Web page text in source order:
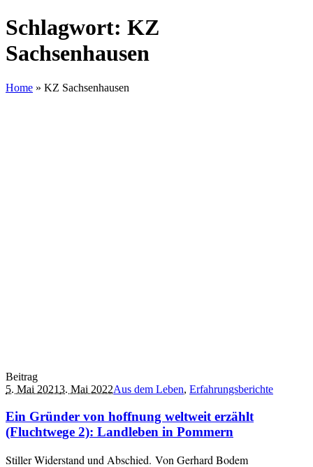
Schlagwort: KZ
Sachsenhausen
Home » KZ Sachsenhausen
Beitrag
5. Mai 20213. Mai 2022Aus dem Leben, Erfahrungsberichte
Ein Gründer von hoffnung weltweit erzählt
(Fluchtwege 2): Landleben in Pommern
Stiller Widerstand und Abschied. Von Gerhard Bodem